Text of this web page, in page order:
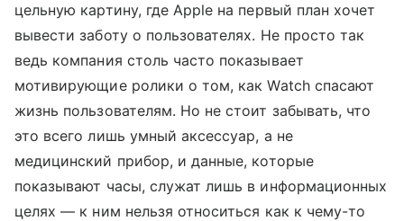
цельную картину, где Apple на первый план хочет
вывести заботу о пользователях. Не просто так
ведь компания столь часто показывает
мотивирующие ролики о том, как Watch спасают
жизнь пользователям. Но не стоит забывать, что
это всего лишь умный аксессуар, а не
медицинский прибор, и данные, которые
показывают часы, служат лишь в информационных
целях — к ним нельзя относиться как к чему-то